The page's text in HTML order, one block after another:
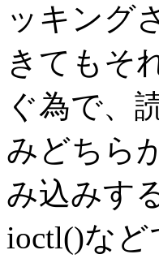
ッキング
きてもそ
ぐ為で、
みどちら
み込みす
ioctl()な